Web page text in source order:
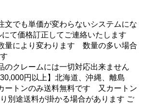
意
文でも単価が変わらないシステムにな
て価格訂正してご連絡いたします
量により変わります 数量の多い場合
のクレームには一切対応出来ません
円以上】北海道、沖縄、離島
ートンのみ送料無料です 又カートン
別途送料が掛かる場合があります ご